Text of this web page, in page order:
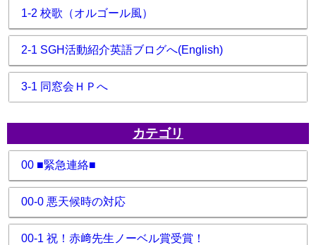
1-2 校歌（オルゴール風）
2-1 SGH活動紹介英語ブログへ(English)
3-1 同窓会ＨＰへ
カテゴリ
00 ■緊急連絡■
00-0 悪天候時の対応
00-1 祝！赤﨑先生ノーベル賞受賞！